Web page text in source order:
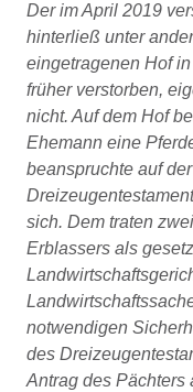
Der im April 2019
hinterließ unter
eingetragenen Hof
früher verstorben,
nicht. Auf dem Hof
Ehemann eine
beanspruchte auf
sich. Dem traten
Erblassers als
notwendigen
des
Antrag des Pächters